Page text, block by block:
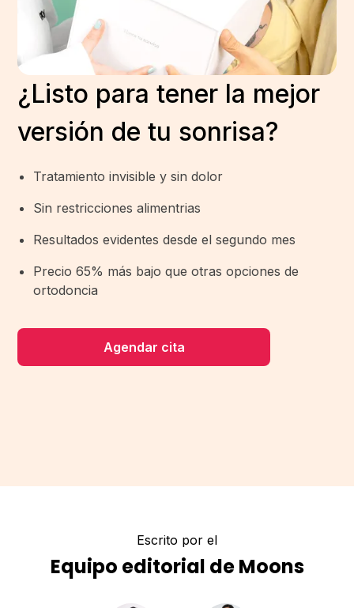
¿Listo para tener la mejor
versión de tu sonrisa?
Tratamiento invisible y sin dolor
Sin restricciones alimentrias
Resultados evidentes desde el segundo mes
Precio 65% más bajo que otras opciones de
ortodoncia
Agendar cita
Escrito por el
Equipo editorial de Moons